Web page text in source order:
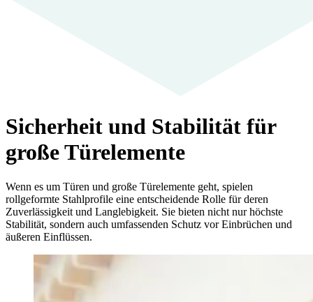
Sicherheit und Stabilität für
große Türelemente
Wenn es um Türen und große Türelemente geht, spielen
rollgeformte Stahlprofile eine entscheidende Rolle für deren
Zuverlässigkeit und Langlebigkeit. Sie bieten nicht nur höchste
Stabilität, sondern auch umfassenden Schutz vor Einbrüchen und
äußeren Einflüssen.